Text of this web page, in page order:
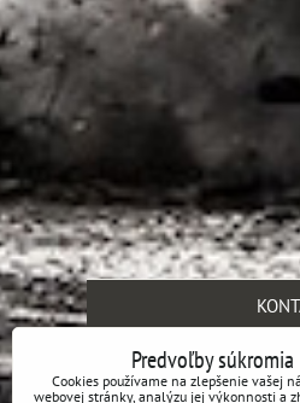
SH
Kaprova
Predvoľby súkromia
Cookies používame na zlepšenie vašej
webovej stránky, analýzu jej výkonnosti a